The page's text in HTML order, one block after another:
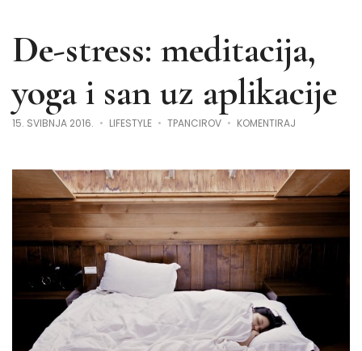
De-stress: meditacija,
yoga i san uz aplikacije
15. SVIBNJA 2016. LIFESTYLE TPANCIROV KOMENTIRAJ
YOGA
I
SAN
UZ
APLIKACIJE